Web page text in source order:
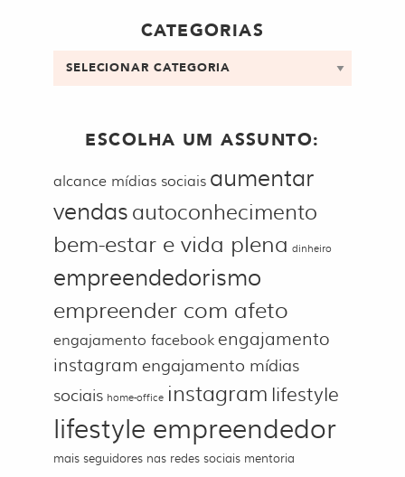
CATEGORIAS
Categorias
ESCOLHA UM ASSUNTO:
alcance mídias sociais aumentar
vendasautoconhecimento
bem-estar e vida plena dinheiro
empreendedorismo
empreender com afeto
engajamento facebook engajamento
instagram engajamento mídias
sociais home-office instagram lifestyle
lifestyle empreendedor
mais seguidores nas redes sociais mentoria